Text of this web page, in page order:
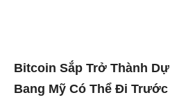
Bitcoin Sắp Trở Thành
Bang Mỹ Có Thể Đi